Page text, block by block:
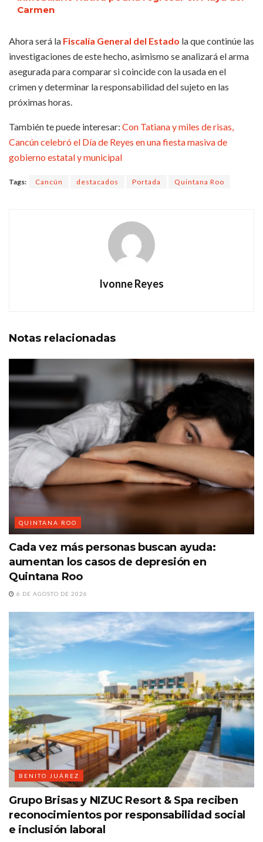
Carmen
Ahora será la Fiscalía General del Estado la que continúe las
investigaciones de este hecho, asimismo se analizará el arma
asegurada para comparar si coincide con la usada en el
crimen y determinar la responsabilidad del sujeto en las
próximas horas.
También te puede interesar: Con Tatiana y miles de risas,
Cancún celebró el Día de Reyes en una fiesta masiva de
gobierno estatal y municipal
Tags: Cancún destacados Portada Quintana Roo
Ivonne Reyes
Notas relacionadas
QUINTANA ROO
Cada vez más personas buscan ayuda:
aumentan los casos de depresión en
Quintana Roo
6 DE AGOSTO DE 2026
BENITO JUÁREZ
Grupo Brisas y NIZUC Resort & Spa reciben
reconocimientos por responsabilidad social
e inclusión laboral